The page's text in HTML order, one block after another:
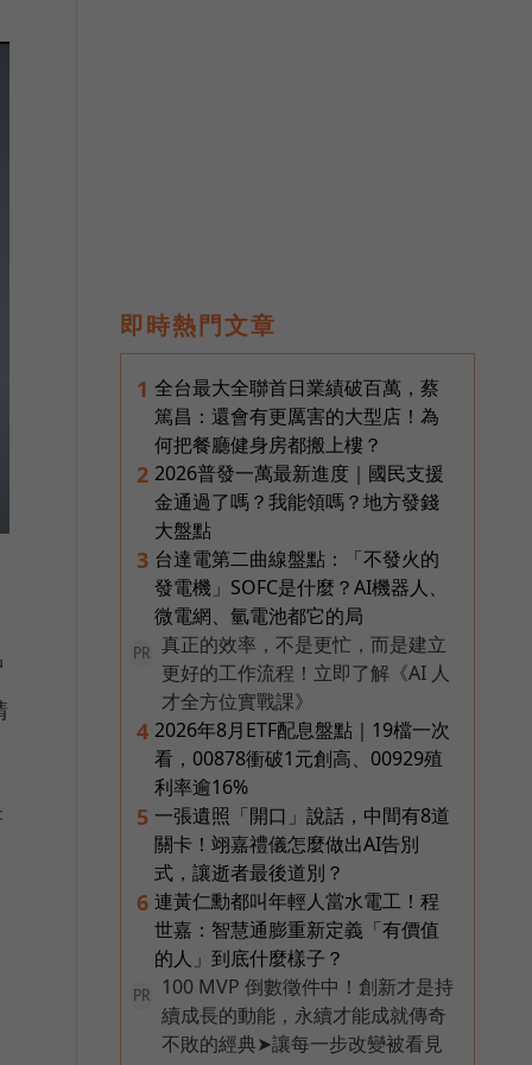
即時熱門文章
1 全台最大全聯首日業績破百萬，蔡
篤昌：還會有更厲害的大型店！為
何把餐廳健身房都搬上樓？
2 2026普發一萬最新進度｜國民支援
金通過了嗎？我能領嗎？地方發錢
大盤點
3 台達電第二曲線盤點：「不發火的
發電機」SOFC是什麼？AI機器人、
微電網、氫電池都它的局
PR
真正的效率，不是更忙，而是建立
更好的工作流程！立即了解《AI 人
才全方位實戰課》
4 2026年8月ETF配息盤點｜19檔一次
看，00878衝破1元創高、00929殖
利率逾16%
5 一張遺照「開口」說話，中間有8道
關卡！翊嘉禮儀怎麼做出AI告別
式，讓逝者最後道別？
6 連黃仁勳都叫年輕人當水電工！程
世嘉：智慧通膨重新定義「有價值
的人」到底什麼樣子？
PR
100 MVP 倒數徵件中！創新才是持
續成長的動能，永續才能成就傳奇
不敗的經典➤讓每一步改變被看見